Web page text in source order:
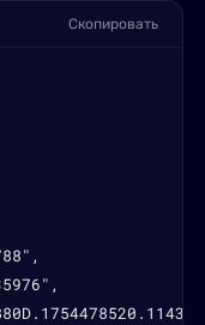
Скопировать